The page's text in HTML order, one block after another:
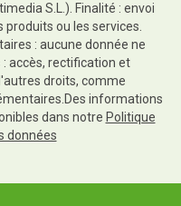
S.L.). Finalité : envoi
ou les services.
: aucune donnée ne
accès, rectification et
droits, comme
informations
dans notre Politique
données